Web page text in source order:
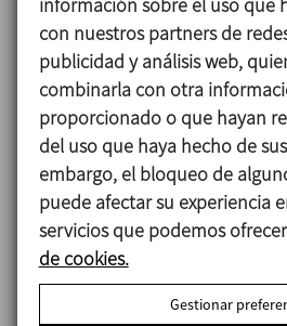
He leído y acepto la política de
Acepto recibir información
ENVIAR
con nuestros partners de
publicidad y análisis web,
combinarla con otra
proporcionado o que hayan
del uso que haya hecho de
embargo, el bloqueo de
puede afectar su experiencia
servicios que podemos
de cookies.
Gestionar